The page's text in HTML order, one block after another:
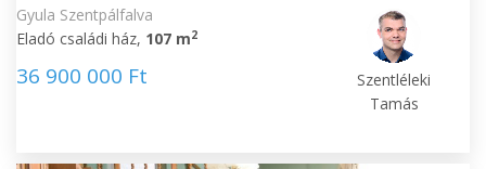
Gyula Szentpálfalva
Eladó családi ház, 107 m2
36 900 000 Ft
Szentléleki
Tamás